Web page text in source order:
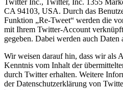
Twitter Inc., Twitter, Inc. 1355
CA 94103, USA. Durch das
Funktion „Re-Tweet“ werden die
mit Ihrem Twitter-Account
gegeben. Dabei werden auch Daten
Wir weisen darauf hin, dass wir als
Kenntnis vom Inhalt der
durch Twitter erhalten. Weitere
der Datenschutzerklärung von